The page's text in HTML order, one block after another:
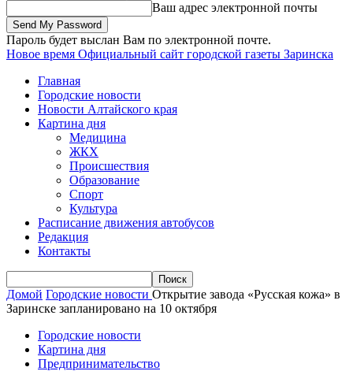
Ваш адрес электронной почты
Пароль будет выслан Вам по электронной почте.
Новое время Официальный сайт городской газеты Заринска
Главная
Городские новости
Новости Алтайского края
Картина дня
Медицина
ЖКХ
Происшествия
Образование
Спорт
Культура
Расписание движения автобусов
Редакция
Контакты
Домой Городские новости Открытие завода «Русская кожа» в
Заринске запланировано на 10 октября
Городские новости
Картина дня
Предпринимательство